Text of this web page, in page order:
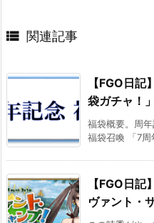
 関連記事
【FGO日
袋ガチャ！」
福袋概要。周
福袋召喚 「7
【FGO日
ヴァント・